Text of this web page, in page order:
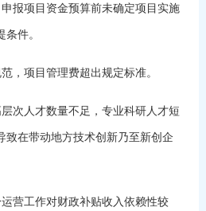
项目资金预算前未确定项目实施
件。
项目管理费超出规定标准。
人才数量不足，专业科研人才短
致在带动地方技术创新乃至新创企
工作对财政补贴收入依赖性较